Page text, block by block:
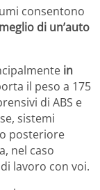
consentono
meglio di un’auto
in
il peso a 175
di ABS e
sistemi
posteriore
nel caso
lavoro con voi.